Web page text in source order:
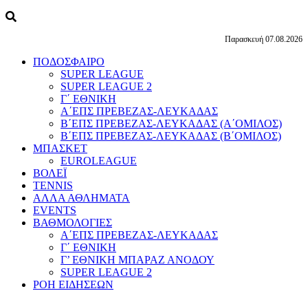
Παρασκευή 07.08.2026
ΠΟΔΟΣΦΑΙΡΟ
SUPER LEAGUE
SUPER LEAGUE 2
Γ΄ ΕΘΝΙΚΗ
Α΄ΕΠΣ ΠΡΕΒΕΖΑΣ-ΛΕΥΚΑΔΑΣ
Β΄ΕΠΣ ΠΡΕΒΕΖΑΣ-ΛΕΥΚΑΔΑΣ (Α΄ΟΜΙΛΟΣ)
Β΄ΕΠΣ ΠΡΕΒΕΖΑΣ-ΛΕΥΚΑΔΑΣ (Β΄ΟΜΙΛΟΣ)
ΜΠΑΣΚΕΤ
EUROLEAGUE
ΒΟΛΕΪ
TENNIS
ΑΛΛΑ ΑΘΛΗΜΑΤΑ
EVENTS
ΒΑΘΜΟΛΟΓΙΕΣ
Α΄ΕΠΣ ΠΡΕΒΕΖΑΣ-ΛΕΥΚΑΔΑΣ
Γ΄ ΕΘΝΙΚΗ
Γ’ ΕΘΝΙΚΗ ΜΠΑΡΑΖ ΑΝΟΔΟΥ
SUPER LEAGUE 2
ΡΟΗ ΕΙΔΗΣΕΩΝ